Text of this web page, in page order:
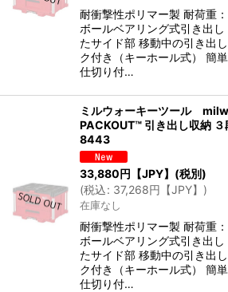
耐衝撃性ポリマー製 耐荷重
ボールベアリング式引き出
たサイド部 移動中の引き出
ク付き（キーホール式） 簡
仕切り付…
ミルウォーキーツール
PACKOUT™ 引き出し収納
8443
33,880円【JPY】 (税別)
(税込: 37,268円【JPY】 )
在庫なし
耐衝撃性ポリマー製 耐荷重
ボールベアリング式引き出
たサイド部 移動中の引き出
ク付き（キーホール式） 簡
仕切り付…